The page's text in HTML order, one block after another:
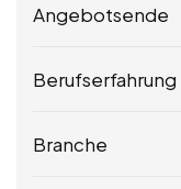
Angebotsende
Berufserfahrung
Branche